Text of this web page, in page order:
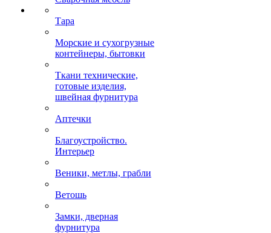
Тара
Морские и сухогрузные
контейнеры, бытовки
Ткани технические,
готовые изделия,
швейная фурнитура
Аптечки
Благоустройство.
Интерьер
Веники, метлы, грабли
Ветошь
Замки, дверная
фурнитура